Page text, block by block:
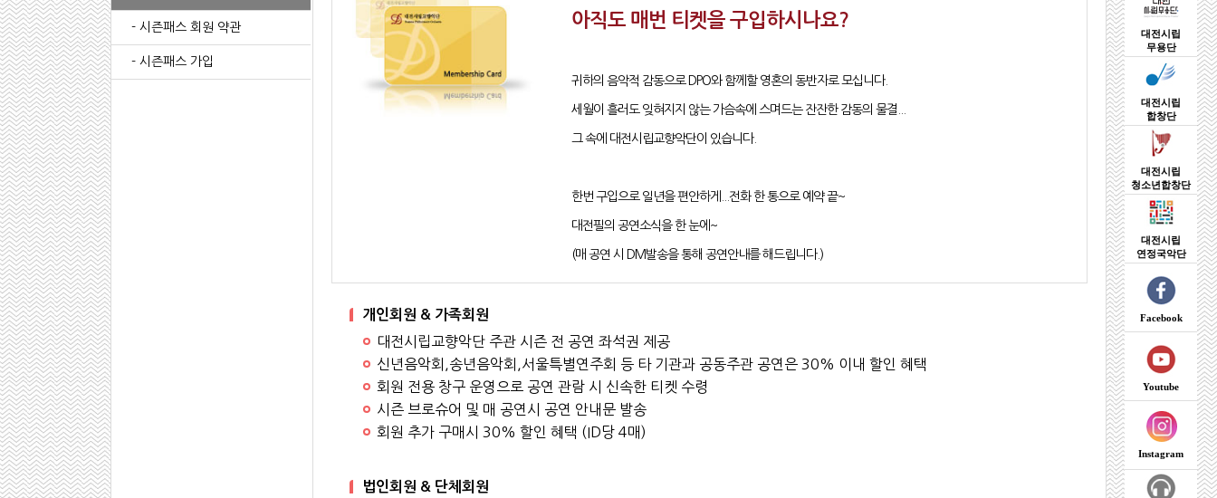
대전시립
무용단
대전시립
합창단
대전시립
청소년합창단
대전시립
연정국악단
Facebook
Youtube
Instagram
- 시즌패스 회원 약관
- 시즌패스 가입
아직도 매번 티켓을 구입하시나요?
귀하의 음악적 감동으로 DPO와 함께할 영혼의 동반자로 모십니다.
세월이 흘러도 잊혀지지 않는 가슴속에 스며드는 잔잔한 감동의 물결...
그 속에 대전시립교향악단이 있습니다.
한번 구입으로 일년을 편안하게...전화 한 통으로 예약 끝~
대전필의 공연소식을 한 눈에~
(매 공연 시 DM발송을 통해 공연안내를 해드립니다.)
개인회원 & 가족회원
대전시립교향악단 주관 시즌 전 공연 좌석권 제공
신년음악회,송년음악회,서울특별연주회 등 타 기관과 공동주관 공연은 30% 이내 할인 혜택
회원 전용 창구 운영으로 공연 관람 시 신속한 티켓 수령
시즌 브로슈어 및 매 공연시 공연 안내문 발송
회원 추가 구매시 30% 할인 혜택 (ID당 4매)
법인회원 & 단체회원